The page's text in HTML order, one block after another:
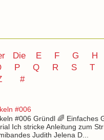
Die E F G
H
P Q R S
T
#
#006
#006 Gründl 🌈 Einfaches
Ich stricke Anleitung zum
Judith Jelena D...